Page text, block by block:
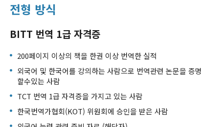
전형 방식
BITT 번역 1급 자격증
200페이지 이상의 책을 한권 이상 번역한 실적
외국어 및 한국어를 강의하는 사람으로 번역관련 논문을 증명
할수있는 사람
TCT 번역 1급 자격증을 가지고 있는 사람
한국번역가협회(KOT) 위원회에 승인을 받은 사람